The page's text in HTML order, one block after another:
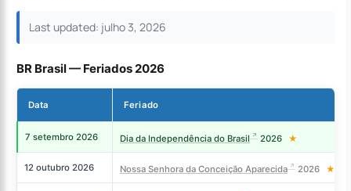
Last updated: julho 3, 2026
BR Brasil — Feriados 2026
Data Feriado
7 setembro 2026 Dia da Independência do Brasil 2026 ★
12 outubro 2026 Nossa Senhora da Conceição Aparecida 2026 ★